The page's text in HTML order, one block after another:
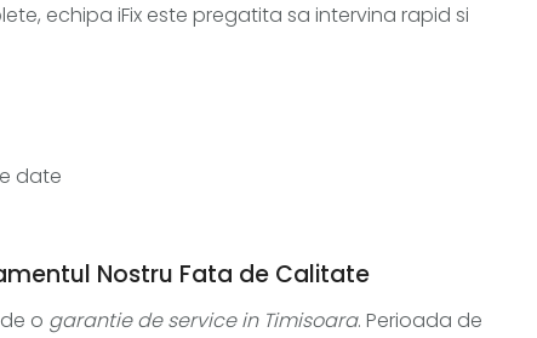
echipa iFix este pregatita sa intervina rapid si
date
Nostru Fata de Calitate
o garantie de service in Timisoara. Perioada de